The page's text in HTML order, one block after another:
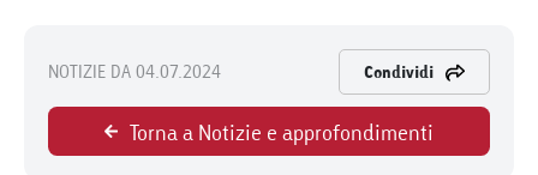
NOTIZIE DA 04.07.2024 Condividi
Torna a Notizie e approfondimenti